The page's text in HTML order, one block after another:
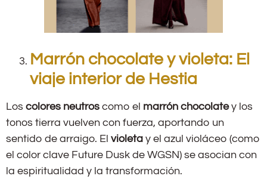
Marrón chocolate y violeta: El
viaje interior de Hestia
Los colores neutros como el marrón chocolatey los
tonos tierra vuelven con fuerza, aportando un
sentido de arraigo. El violeta y el azul violáceo (como
el color clave Future Dusk de WGSN) se asocian con
la espiritualidad y la transformación.